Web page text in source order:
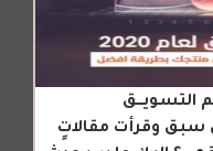
التسويـــق
سبق وقرأت مقالاتٍ